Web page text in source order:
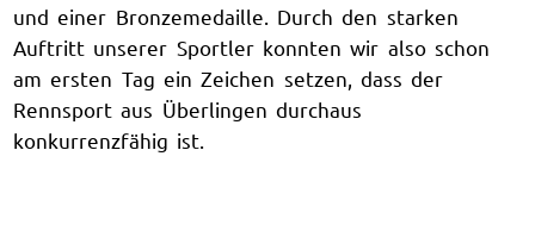
und einer Bronzemedaille. Durch den starken
Auftritt unserer Sportler konnten wir also schon
am ersten Tag ein Zeichen setzen, dass der
Rennsport aus Überlingen durchaus
konkurrenzfähig ist.